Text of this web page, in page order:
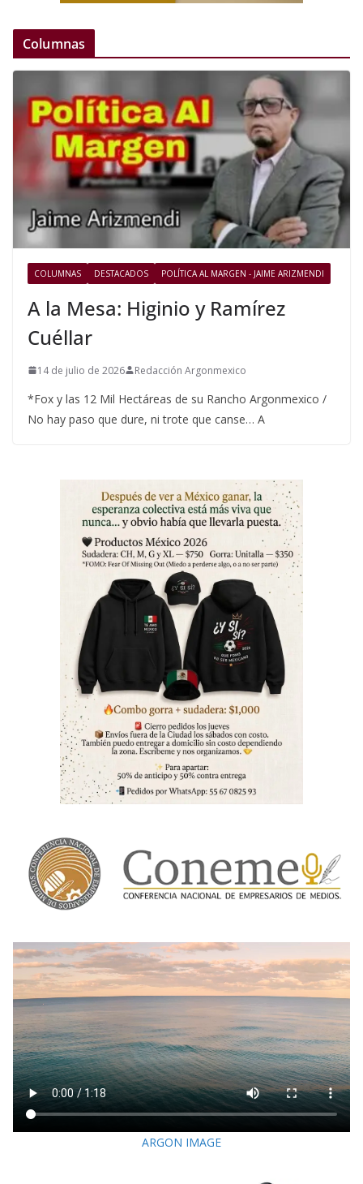
Columnas
COLUMNAS DESTACADOS POLÍTICA AL MARGEN - JAIME ARIZMENDI
A la Mesa: Higinio y Ramírez
Cuéllar
14 de julio de 2026 Redacción Argonmexico
*Fox y las 12 Mil Hectáreas de su Rancho Argonmexico /
No hay paso que dure, ni trote que canse… A
ARGON IMAGE